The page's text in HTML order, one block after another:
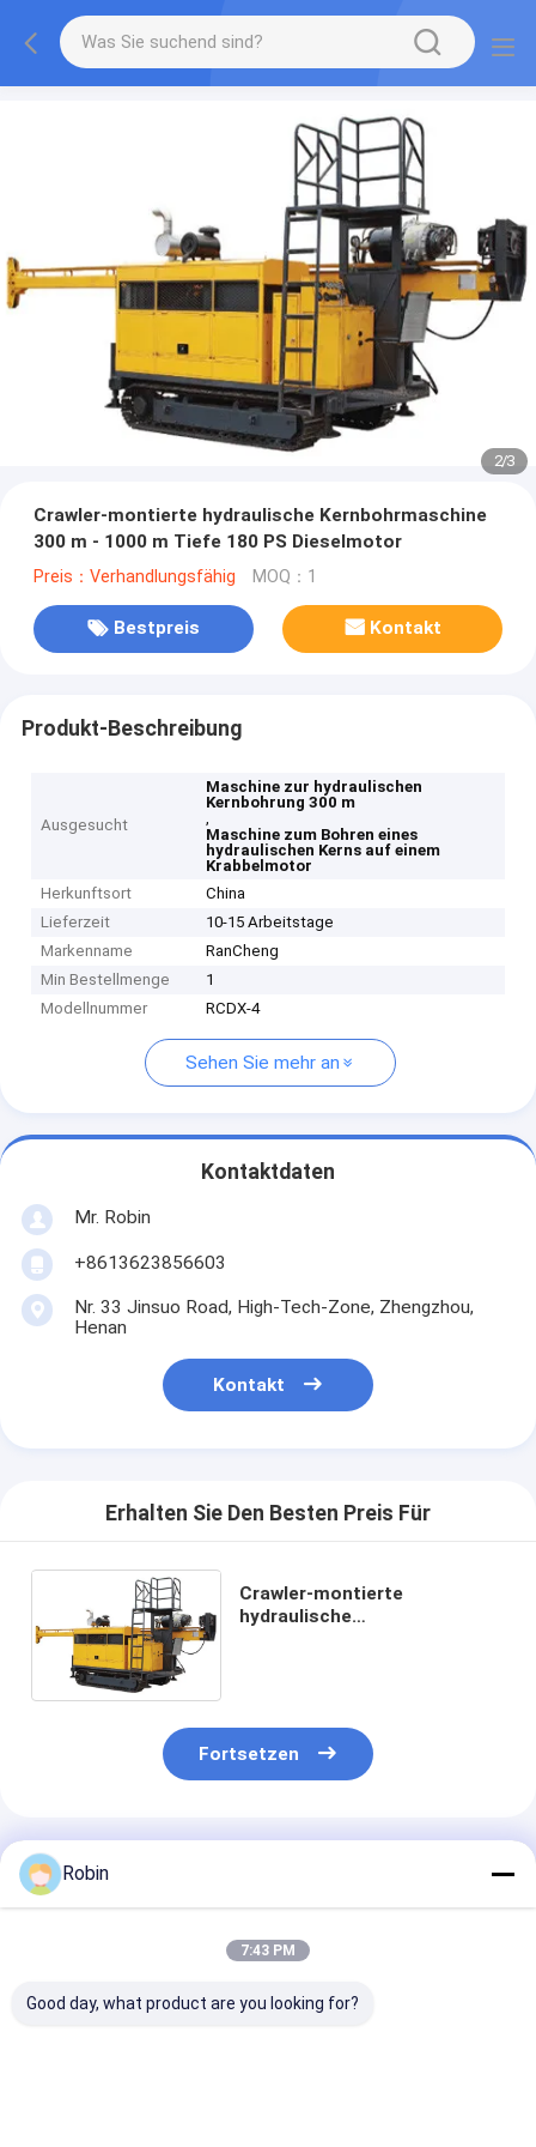
2/3
Crawler-montierte hydraulische Kernbohrmaschine
300 m - 1000 m Tiefe 180 PS Dieselmotor
Preis：Verhandlungsfähig MOQ：1
Bestpreis Kontakt
Produkt-Beschreibung
Ausgesucht
Maschine zur hydraulischen
Kernbohrung 300 m
,
Maschine zum Bohren eines
hydraulischen Kerns auf einem
Krabbelmotor
Herkunftsort
China
Lieferzeit
10-15 Arbeitstage
Markenname
RanCheng
Min Bestellmenge
1
Modellnummer
RCDX-4
Sehen Sie mehr an
Kontaktdaten
Mr. Robin
+8613623856603
Nr. 33 Jinsuo Road, High-Tech-Zone, Zhengzhou,
Henan
Kontakt
Erhalten Sie Den Besten Preis Für
Crawler-montierte
hydraulische
Fortsetzen
Empfohlene Produkte
Robin
7:43 PM
Good day, what product are you looking for?